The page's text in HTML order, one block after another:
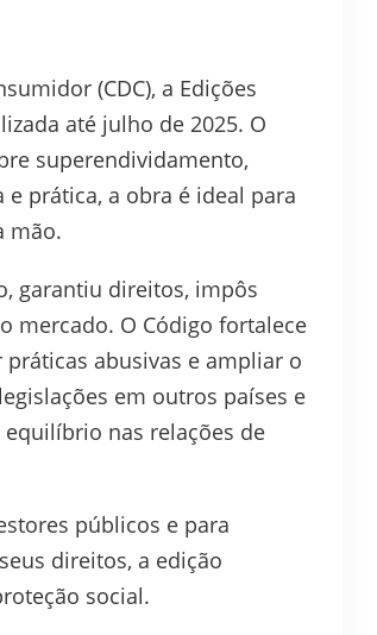
(CDC), a Edições
até julho de 2025. O
superendividamento,
prática, a obra é ideal para
mão.
garantiu direitos, impôs
mercado. O Código fortalece
abusivas e ampliar o
em outros países e
nas relações de
públicos e para
direitos, a edição
social.